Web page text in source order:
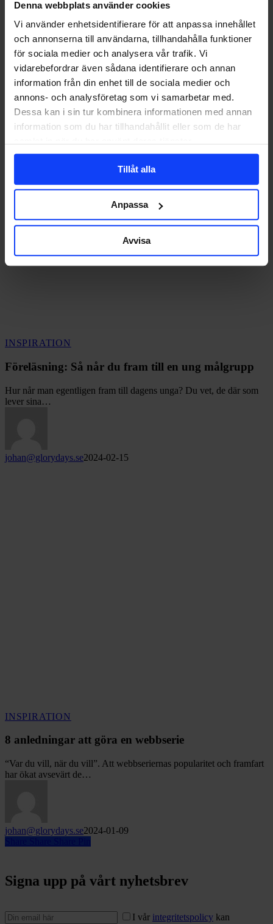
Denna webbplats använder cookies
Vi använder enhetsidentifierare för att anpassa innehållet
och annonserna till användarna, tillhandahålla funktioner
för sociala medier och analysera vår trafik. Vi
vidarebefordrar även sådana identifierare och annan
information från din enhet till de sociala medier och
annons- och analysföretag som vi samarbetar med.
Dessa kan i sin tur kombinera informationen med annan
information som du har tillhandahållit eller som de har
Tillåt alla
Anpassa
Avvisa
firar
varumärke
jul?
för många bolag. Men…
Blanca Sjöstedt2025-12-16
INSPIRATION
når
fram
till
Föreläsning: Så når du fram till en ung målgrupp
Hur når man egentligen fram till dagens unga? Du vet, de där som
lever sina…
johan@glorydays.se2024-02-15
INSPIRATION
att
en
webbserie
8 anledningar att göra en webbserie
“Var du vill, när du vill”. Att webbseriernas popularitet och framfart
har ökat avsevärt de…
johan@glorydays.se2024-01-09
Signa upp på vårt nyhetsbrev
I vår integritetspolicy kan